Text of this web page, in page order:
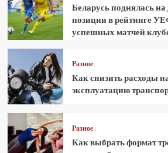
Беларусь поднялась на
позиции в рейтинге
успешных матчей
Разное
Как снизить расходы
эксплуатацию
Разное
Как выбрать формат